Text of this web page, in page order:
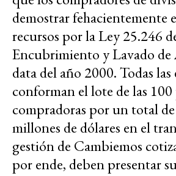
demostrar fehacientemente
recursos por la Ley 25.246
Encubrimiento y Lavado de
data del año 2000. Todas las
conforman el lote de las
compradoras por un total
millones de dólares en el
gestión de Cambiemos
por ende, deben presentar